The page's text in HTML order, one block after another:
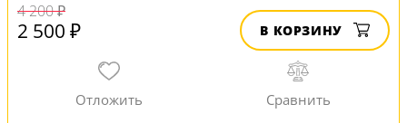
4 200 ₽
2 500 ₽ В КОРЗИНУ